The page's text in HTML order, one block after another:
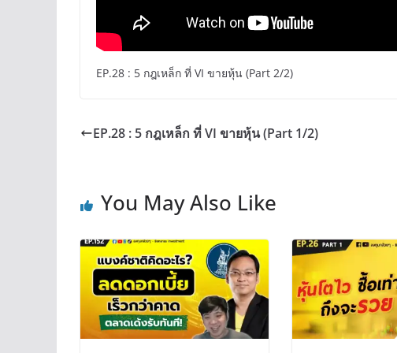
EP.28 : 5 กฎเหล็ก ที่ VI ขายหุ้น (Part 2/2)
EP.28 : 5 กฎเหล็ก ที่ VI ขายหุ้น (Part 1/2)
You May Also Like